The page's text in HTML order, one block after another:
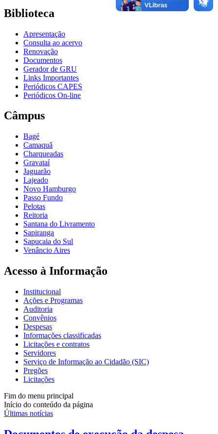
Biblioteca
Apresentação
Consulta ao acervo
Renovação
Documentos
Gerador de GRU
Links Importantes
Periódicos CAPES
Periódicos On-line
Câmpus
Bagé
Camaquã
Charqueadas
Gravataí
Jaguarão
Lajeado
Novo Hamburgo
Passo Fundo
Pelotas
Reitoria
Santana do Livramento
Sapiranga
Sapucaia do Sul
Venâncio Aires
Acesso à Informação
Institucional
Ações e Programas
Auditoria
Convênios
Despesas
Informações classificadas
Licitações e contratos
Servidores
Serviço de Informação ao Cidadão (SIC)
Pregões
Licitações
Fim do menu principal
Início do conteúdo da página
Últimas notícias